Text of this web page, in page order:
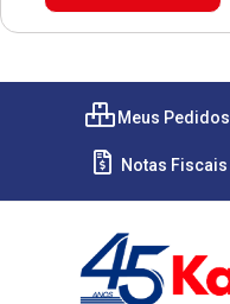
Meus Pedidos
Notas Fiscais